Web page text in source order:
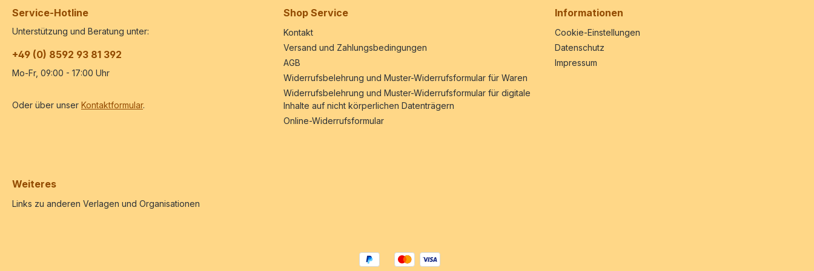
Service-Hotline
Unterstützung und Beratung unter:
+49 (0) 8592 93 81 392
Mo-Fr, 09:00 - 17:00 Uhr
Oder über unser Kontaktformular.
Shop Service
Kontakt
Versand und Zahlungsbedingungen
AGB
Widerrufsbelehrung und Muster-Widerrufsformular für Waren
Widerrufsbelehrung und Muster-Widerrufsformular für digitale
Inhalte auf nicht körperlichen Datenträgern
Online-Widerrufsformular
Informationen
Cookie-Einstellungen
Datenschutz
Impressum
Weiteres
Links zu anderen Verlagen und Organisationen